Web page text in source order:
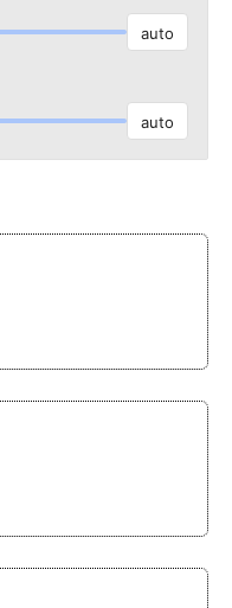
auto
auto